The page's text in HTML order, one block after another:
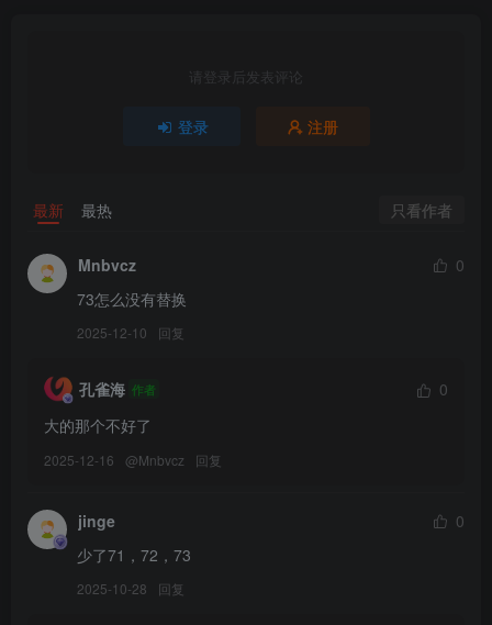
[6.30]
[5.22]
[2024.4.21]
Nyako喵子 – NO.071 痴女メイド[151P-278.2M]
[8.26更1]
[7.15更1]
Nyako喵子 – NO.069 碧蓝航线镇海 [46P-378M]
请登录后发表评论
登录 注册
最新 最热 只看作者
Mnbvcz
0
73怎么没有替换
2025-12-10 回复
孔雀海 作者
0
大的那个不好了
2025-12-16 @Mnbvcz 回复
jinge
0
少了71，72，73
2025-10-28 回复